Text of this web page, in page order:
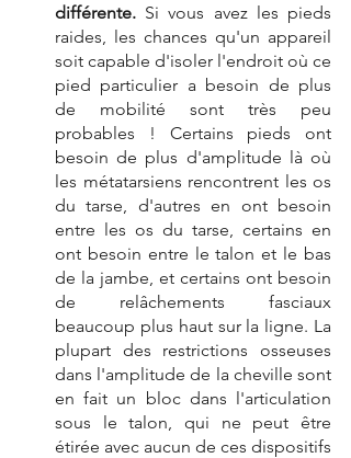
différente. Si vous avez les pieds
raides, les chances qu'un appareil
soit capable d'isoler l'endroit où ce
pied particulier a besoin de plus
de mobilité sont très peu
probables ! Certains pieds ont
besoin de plus d'amplitude là où
les métatarsiens rencontrent les os
du tarse, d'autres en ont besoin
entre les os du tarse, certains en
ont besoin entre le talon et le bas
de la jambe, et certains ont besoin
de relâchements fasciaux
beaucoup plus haut sur la ligne. La
plupart des restrictions osseuses
dans l'amplitude de la cheville sont
en fait un bloc dans l'articulation
sous le talon, qui ne peut être
étirée avec aucun de ces dispositifs